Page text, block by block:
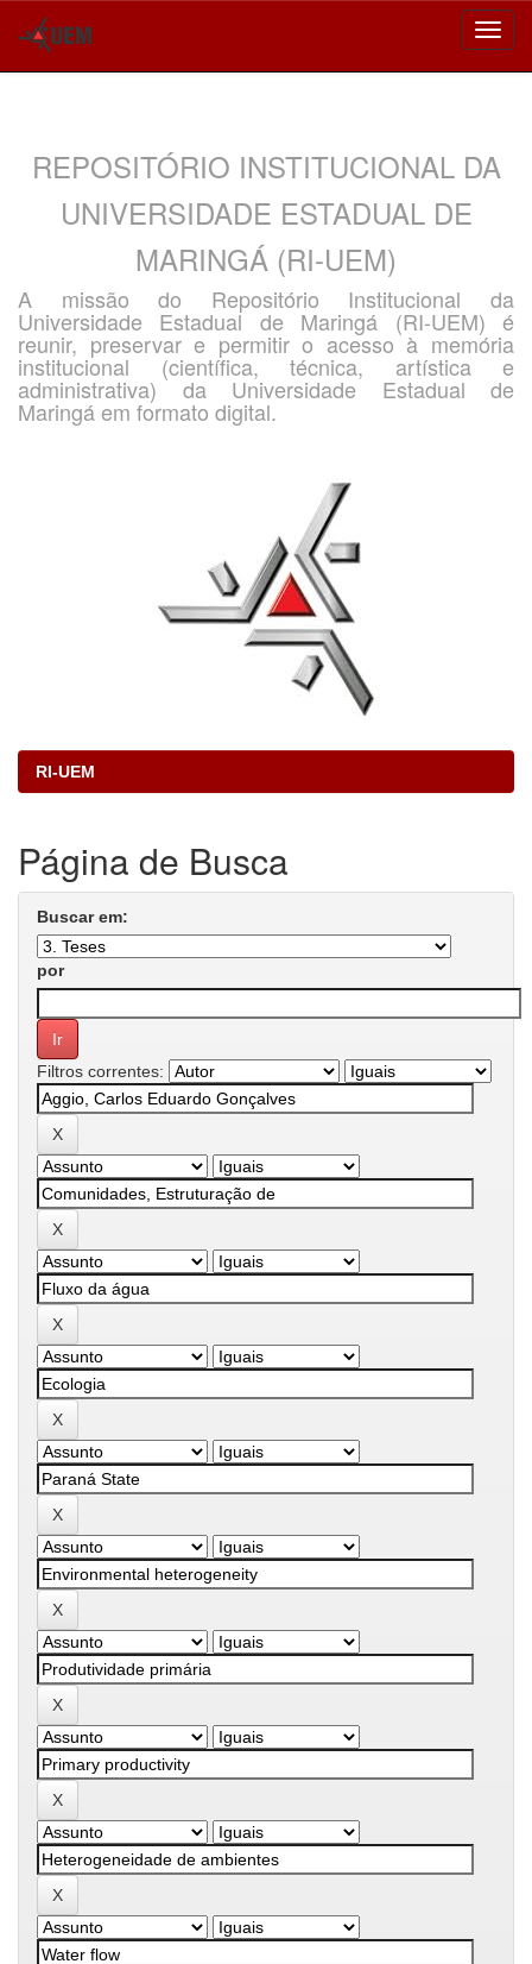
REPOSITÓRIO INSTITUCIONAL DA
UNIVERSIDADE ESTADUAL DE
MARINGÁ (RI-UEM)
A missão do Repositório Institucional da
Universidade Estadual de Maringá (RI-UEM) é
reunir, preservar e permitir o acesso à memória
institucional (científica, técnica, artística e
administrativa) da Universidade Estadual de
Maringá em formato digital.
RI-UEM
Página de Busca
Buscar em:
por
Filtros correntes: